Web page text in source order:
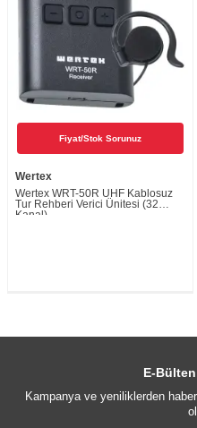
Fiyat/Stok Sorunuz
Wertex
Wertex WRT-50R UHF Kablosuz
Tur Rehberi Verici Ünitesi (32
Kanal)
E-
Kampanya ve yeniliklerden